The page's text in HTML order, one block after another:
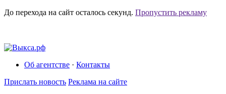
До перехода на сайт осталось секунд. Пропустить рекламу
Об агентстве · Контакты
Прислать новость Реклама на сайте